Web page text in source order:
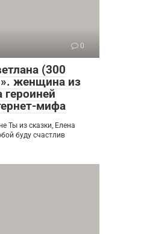
0
(300
женщина из
мифа
Ты из сказки, Елена
буду счастлив